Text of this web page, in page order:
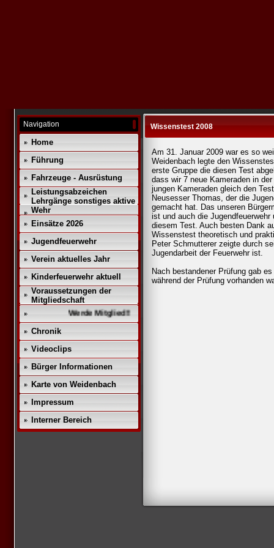
Navigation
Home
Führung
Fahrzeuge - Ausrüstung
Leistungsabzeichen
Lehrgänge sonstiges aktive
Wehr
Einsätze 2026
Jugendfeuerwehr
Verein aktuelles Jahr
Kinderfeuerwehr aktuell
Voraussetzungen der
Mitgliedschaft
Werde Mitglied!!
Chronik
Videoclips
Bürger Informationen
Karte von Weidenbach
Impressum
Interner Bereich
Wissenstest 2008
Am 31. Januar 2009 war es so
Weidenbach legte den
erste Gruppe die diesen Test
dass wir 7 neue Kameraden in
jungen Kameraden gleich den
Neusesser Thomas, der die
gemacht hat. Das unseren
ist und auch die
diesem Test. Auch besten Dank
Wissenstest theoretisch und
Peter Schmutterer zeigte durch
Jugendarbeit der Feuerwehr ist.
Nach bestandener Prüfung gab
während der Prüfung vorhanden